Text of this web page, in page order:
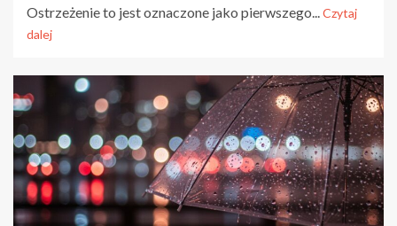
Ostrzeżenie to jest oznaczone jako pierwszego...Czytaj
dalej